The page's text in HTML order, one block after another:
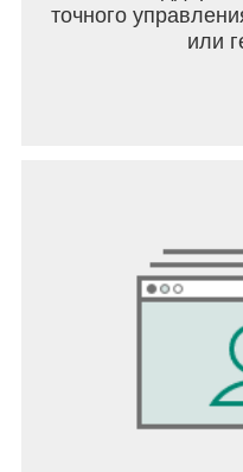
реликвии!
- Потрясающая
Не забывайте
Мы постоянно
добавляем новые
точного
или